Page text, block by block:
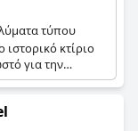
τύπου
κτίριο
για την
άνετη